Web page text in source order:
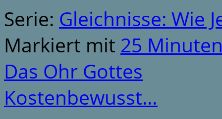
Serie: Gleichnisse: Wie
Markiert mit 25
Das Ohr Gottes
Kostenbewusst…